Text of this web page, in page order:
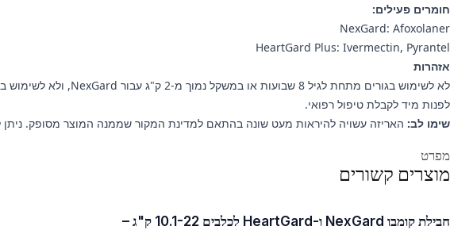
חומרים פעילים:
NexGard: Afoxolaner
HeartGard Plus: Ivermectin, Pyrantel
אזהרות
לפנות מיד לקבלת טיפול רפואי.
שימו לב: האריזה עשויה להיראות מעט שונה בהתאם למדינת המקור שממנה המוצר מסופק. ניתן
מפרט
מוצרים קשורים
חבילת קומבו NexGard ו-HeartGard לכלבים 10.1-22 ק"ג –